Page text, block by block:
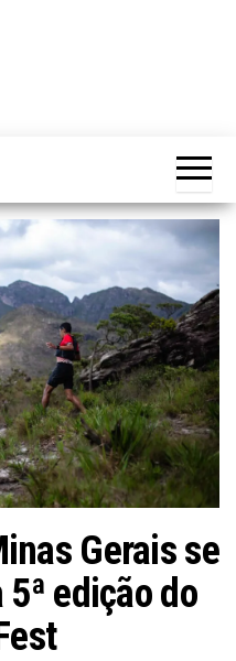
Gerais se
edição do